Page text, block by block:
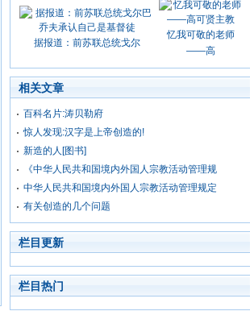
据报道：前苏联总统戈尔
忆我可敬的老师
——高
相关文章
百科名片:涛贝勒府
惊人发现:汉字是上帝创造的!
新造的人[图书]
《中华人民共和国境内外国人宗教活动管理规
中华人民共和国境内外国人宗教活动管理规定
有关创造的几个问题
栏目更新
栏目热门